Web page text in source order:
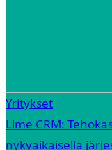
Yritykset
Lime CRM:
nykyaikaisella